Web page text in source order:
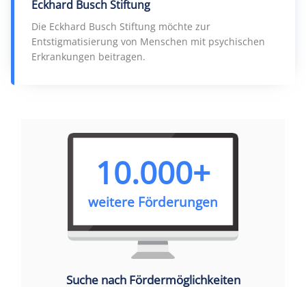
Eckhard Busch Stiftung
Die Eckhard Busch Stiftung möchte zur
Entstigmatisierung von Menschen mit psychischen
Erkrankungen beitragen.
10.000+
weitere Förderungen
Suche nach Fördermöglichkeiten